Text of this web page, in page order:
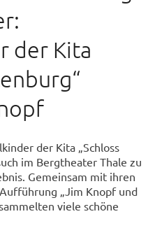
der Kita
der Kita „Schloss
im Bergtheater Thale zu
Gemeinsam mit ihren
„Jim Knopf und
viele schöne